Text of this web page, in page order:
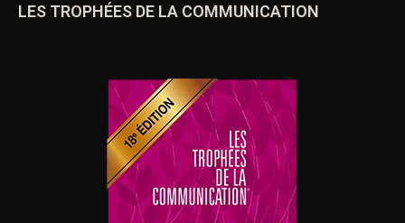
LES TROPHÉES DE LA COMMUNICATION